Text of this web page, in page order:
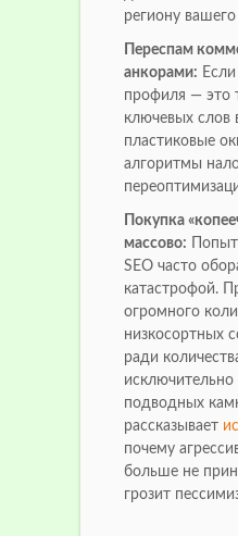
региону вашего
Переспам
анкорами:
профиля — это
ключевых слов
пластиковые
алгоритмы
Покупка
массово:
SEO часто
катастрофой.
огромного
низкосортных
ради
подводных
рассказывает
почему
больше не
грозит